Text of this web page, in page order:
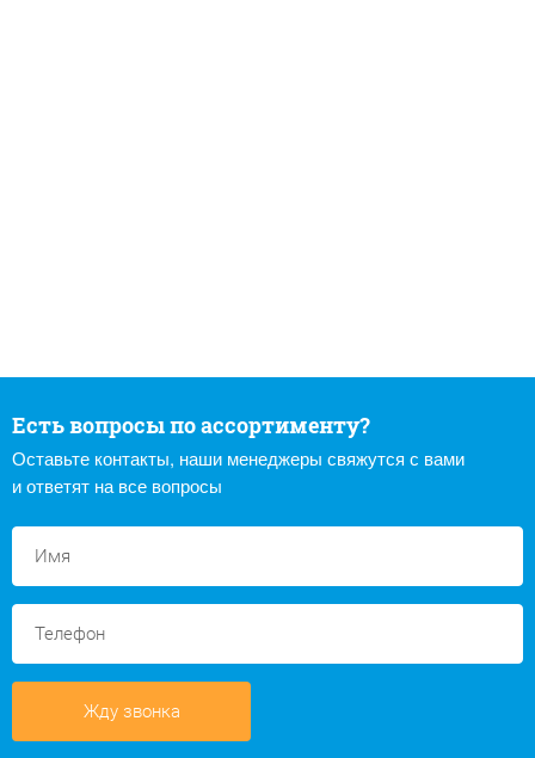
Есть вопросы по ассортименту?
Оставьте контакты, наши менеджеры свяжутся с вами
и ответят на все вопросы
Жду звонка